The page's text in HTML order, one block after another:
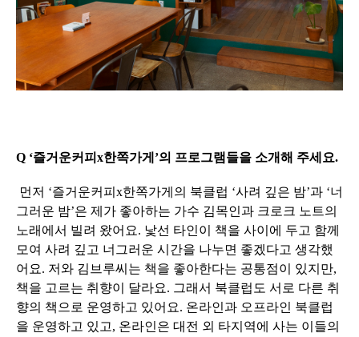
Q ‘즐거운커피x한쪽가게’의 프로그램들을 소개해 주세요.
먼저 ‘즐거운커피x한쪽가게의 북클럽 ‘사려 깊은 밤’과 ‘너
그러운 밤’은 제가 좋아하는 가수 김목인과 크로크 노트의
노래에서 빌려 왔어요. 낯선 타인이 책을 사이에 두고 함께
모여 사려 깊고 너그러운 시간을 나누면 좋겠다고 생각했
어요. 저와 김브루씨는 책을 좋아한다는 공통점이 있지만,
책을 고르는 취향이 달라요. 그래서 북클럽도 서로 다른 취
향의 책으로 운영하고 있어요. 온라인과 오프라인 북클럽
을 운영하고 있고, 온라인은 대전 외 타지역에 사는 이들의